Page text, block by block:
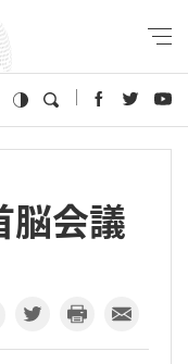
脳会議